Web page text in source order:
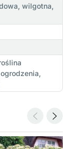
wilgotna,